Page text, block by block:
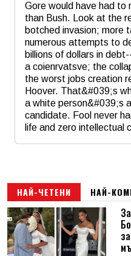
Коментар *
Gore would have had to
than Bush. Look at the
botched invasion; more
numerous attempts to
billions of dollars in
a coienrvatsve; the
the worst jobs creation
Hoover. That&#039;s
a white person&#039;s
candidate. Fool never
life and zero intellectual
Email
Коментар*
НАЙ-ЧЕТЕНИ НАЙ-